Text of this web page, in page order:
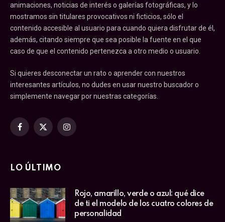
animaciones, noticias de interés o galerías fotográficas, y lo
mostramos sin titulares provocativos ni ficticios, sólo el
contenido accesible al usuario para cuando quiera disfrutar de él,
además, citando siempre que sea posible la fuente en el que
caso de que el contenido pertenezca a otro medio o usuario.
Si quieres desconectar un rato o aprender con nuestros
interesantes artículos, no dudes en usar nuestro buscador o
simplemente navegar por nuestras categorías.
Facebook
X
Instagram
LO ÚLTIMO
Rojo, amarillo, verde o azul: qué dice
de ti el modelo de los cuatro colores de
personalidad